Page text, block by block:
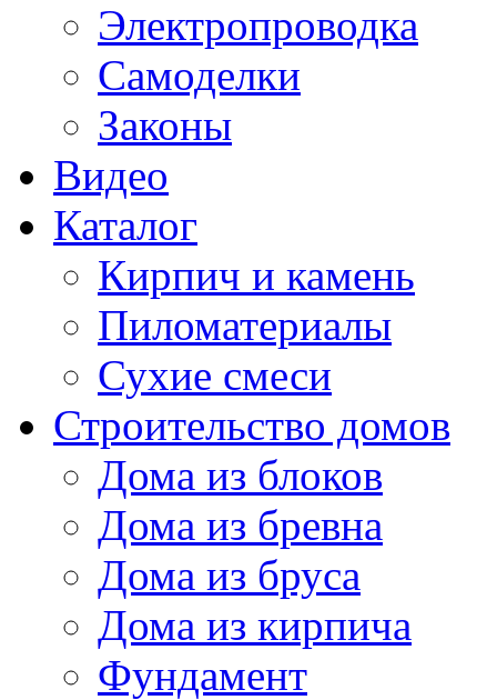
Электропроводка
Самоделки
Законы
Видео
Каталог
Кирпич и камень
Пиломатериалы
Сухие смеси
Строительство домов
Дома из блоков
Дома из бревна
Дома из бруса
Дома из кирпича
Фундамент